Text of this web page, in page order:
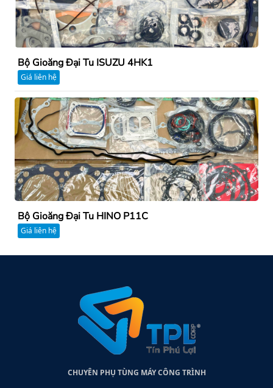
Bộ Gioăng Đại Tu ISUZU 4HK1
Giá liên hệ
Bộ Gioăng Đại Tu HINO P11C
Giá liên hệ
CHUYÊN PHỤ TÙNG MÁY CÔNG TRÌNH